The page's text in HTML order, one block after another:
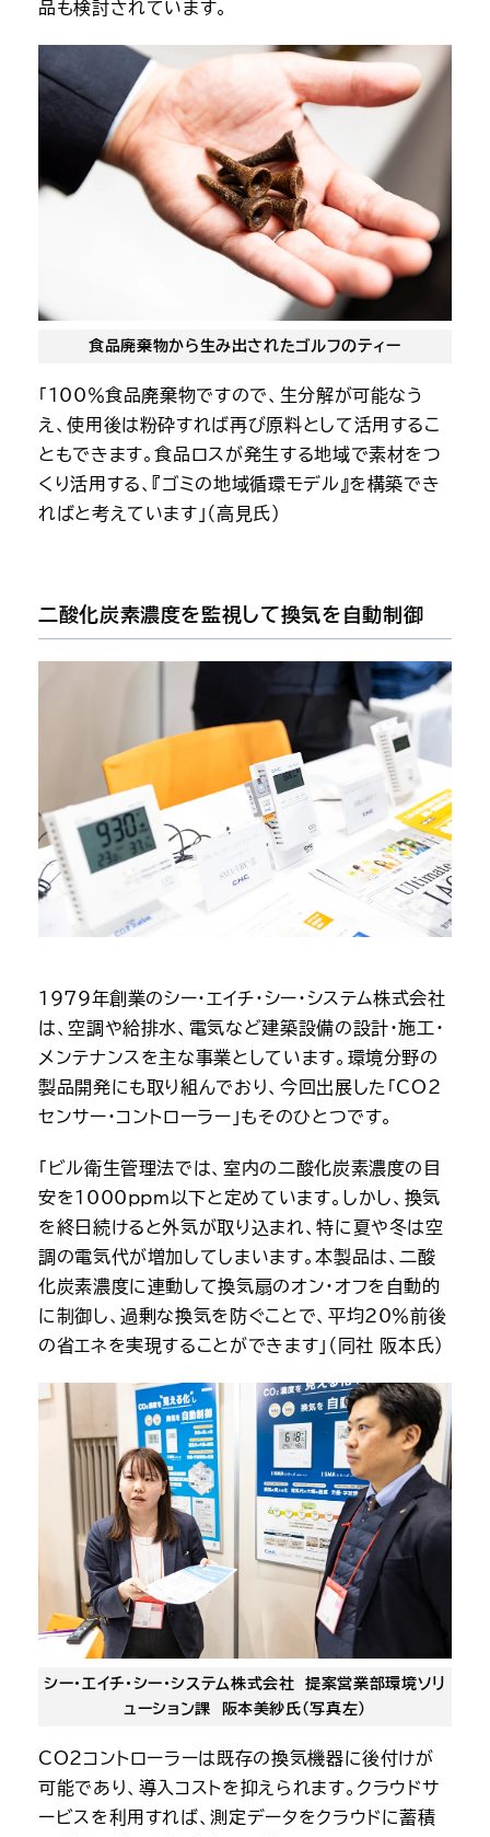
品も検討されています。
食品廃棄物から生み出されたゴルフのティー
「100％食品廃棄物ですので、生分解が可能なう
え、使用後は粉砕すれば再び原料として活用するこ
ともできます。食品ロスが発生する地域で素材をつ
くり活用する、『ゴミの地域循環モデル』を構築でき
ればと考えています」（高見氏）
二酸化炭素濃度を監視して換気を自動制御
1979年創業のシー・エイチ・シー・システム株式会社
は、空調や給排水、電気など建築設備の設計・施工・
メンテナンスを主な事業としています。環境分野の
製品開発にも取り組んでおり、今回出展した「CO2
センサー・コントローラー」もそのひとつです。
「ビル衛生管理法では、室内の二酸化炭素濃度の目
安を1000ppm以下と定めています。しかし、換気
を終日続けると外気が取り込まれ、特に夏や冬は空
調の電気代が増加してしまいます。本製品は、二酸
化炭素濃度に連動して換気扇のオン・オフを自動的
に制御し、過剰な換気を防ぐことで、平均20％前後
の省エネを実現することができます」（同社 阪本氏）
シー・エイチ・シー・システム株式会社提案営業部環境ソリ
ューション課
阪本美紗氏（写真左）
CO2コントローラーは既存の換気機器に後付けが
可能であり、導入コストを抑えられます。クラウドサ
ービスを利用すれば、測定データをクラウドに蓄積